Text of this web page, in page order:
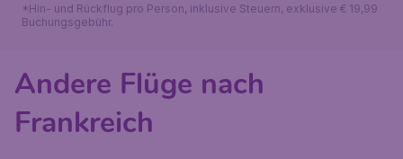
*Hin- und Rückflug pro Person, inklusive Steuern, exklusive € 19,99
Buchungsgebühr.
Andere Flüge nach
Frankreich